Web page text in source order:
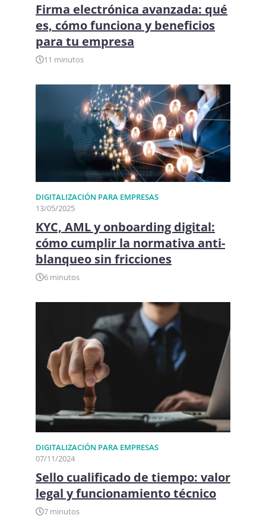
Firma electrónica avanzada: qué
es, cómo funciona y beneficios
para tu empresa
11 minutos
DIGITALIZACIÓN PARA EMPRESAS
13/05/2025
KYC, AML y onboarding digital:
cómo cumplir la normativa anti-
blanqueo sin fricciones
6 minutos
DIGITALIZACIÓN PARA EMPRESAS
07/11/2024
Sello cualificado de tiempo: valor
legal y funcionamiento técnico
7 minutos